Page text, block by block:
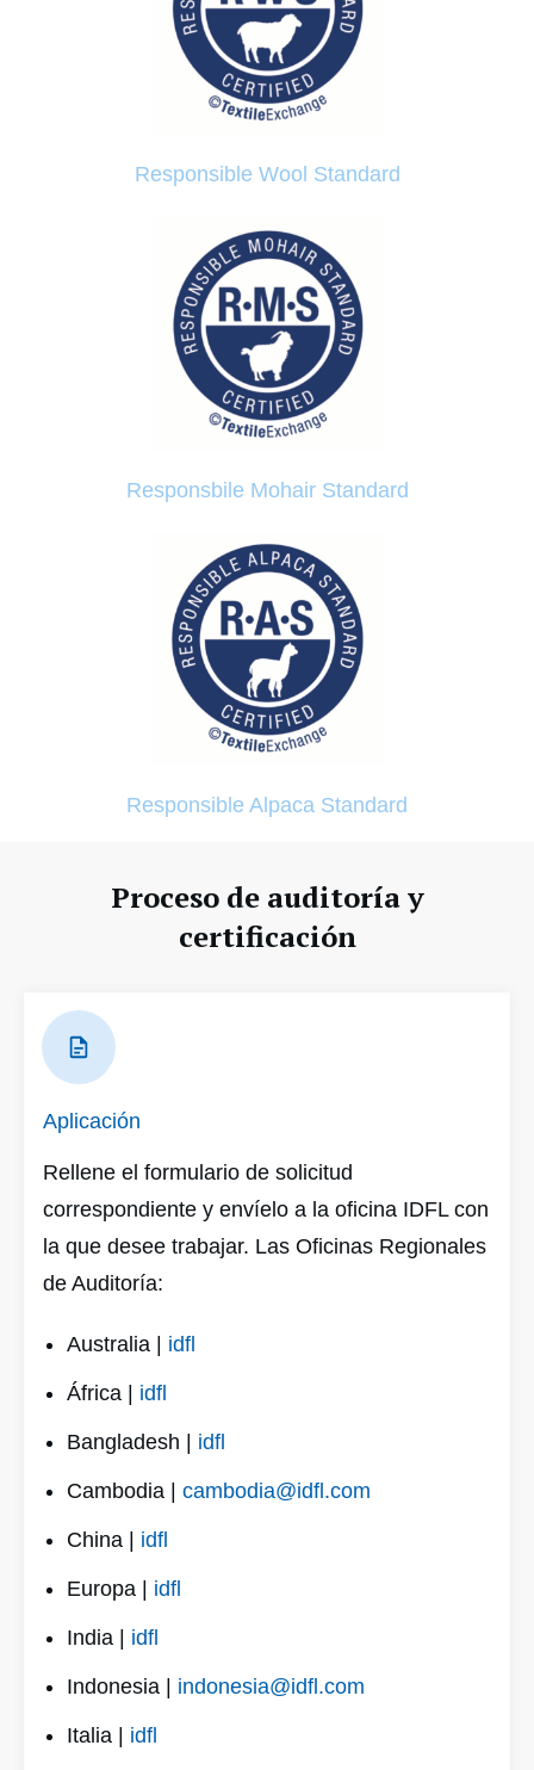
Responsible Wool Standard
Responsbile Mohair Standard
Responsible Alpaca Standard
Proceso de auditoría y
certificación
Aplicación
Rellene el formulario de solicitud
correspondiente y envíelo a la oficina IDFL con
la que desee trabajar. Las Oficinas Regionales
de Auditoría:
Australia | idfl
África | idfl
Bangladesh | idfl
Cambodia | cambodia@idfl.com
China | idfl
Europa | idfl
India | idfl
Indonesia | indonesia@idfl.com
Italia | idfl